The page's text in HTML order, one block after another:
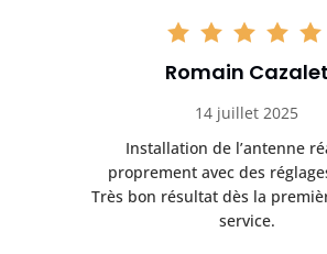
Romain Cazalet
14 juillet 2025
Installation de l’antenne
proprement avec des
Très bon résultat dès la
service.